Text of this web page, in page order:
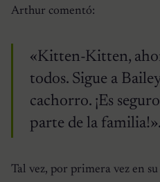
Arthur comentó:
«Kitten-Kitten,
todos. Sigue a
cachorro. ¡Es
parte de la familia!».
Tal vez, por primera vez en